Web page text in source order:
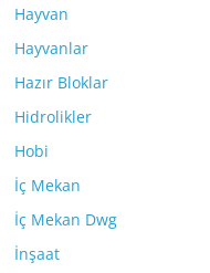
Hayvan
Hayvanlar
Hazır Bloklar
Hidrolikler
Hobi
İç Mekan
İç Mekan Dwg
İnşaat